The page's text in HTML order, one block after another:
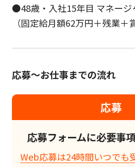
●48歳・入社15年目 マネージ
（固定給月額62万円＋残業＋
応募～お仕事までの流れ
応募
応募フォームに必要事
Web応募は24時間いつでも